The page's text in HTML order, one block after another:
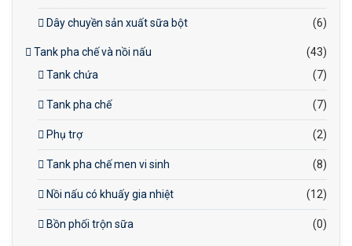
Dây chuyền sản xuất sữa bột (6)
Tank pha chế và nồi nấu
(43)
Tank chứa
(7)
Tank pha chế (7)
Phụ trợ (2)
Tank pha chế men vi sinh (8)
Nồi nấu có khuấy gia nhiệt (12)
Bồn phối trộn sữa (0)